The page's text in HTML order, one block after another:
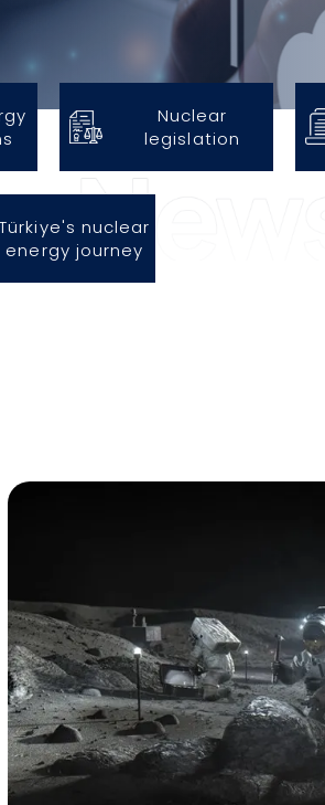
Nuclear
legislation
Türkiye's nuclear
energy journey